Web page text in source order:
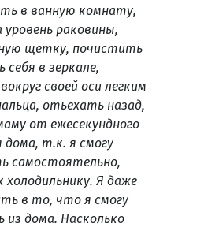
в ванную комнату,
уровень раковины,
щетку, почистить
себя в зеркале,
своей оси легким
отьехать назад,
от ежесекундного
т.к. я смогу
самостоятельно,
холодильнику. Я даже
в то, что я смогу
из дома. Насколько